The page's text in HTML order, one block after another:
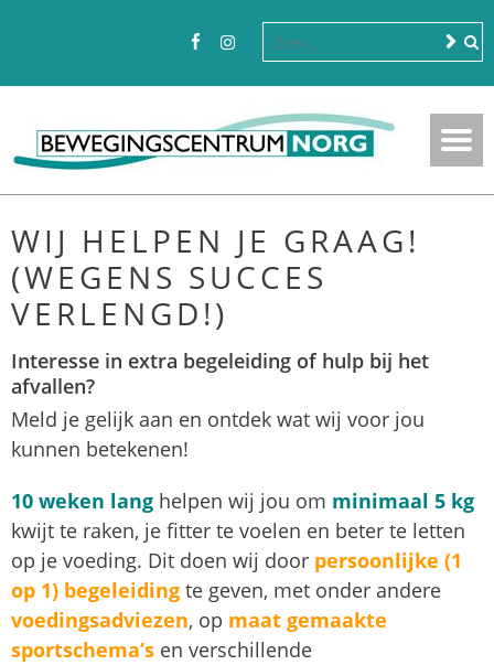
WIJ HELPEN JE GRAAG!
(WEGENS SUCCES
VERLENGD!)
Interesse in extra begeleiding of hulp bij het
afvallen?
Meld je gelijk aan en ontdek wat wij voor jou
kunnen betekenen!
10 weken lang helpen wij jou om minimaal 5 kg
kwijt te raken, je fitter te voelen en beter te letten
op je voeding. Dit doen wij door persoonlijke (1
op 1) begeleiding te geven, met onder andere
voedingsadviezen, op maat gemaakte
sportschema’s en verschillende